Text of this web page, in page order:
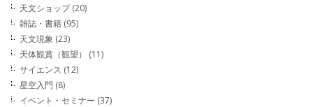
天文ショップ(20)
雑誌・書籍 (95)
天文現象 (23)
天体観賞（観望）
(11)
サイエンス (12)
星空入門 (8)
イベント・セミナー (37)